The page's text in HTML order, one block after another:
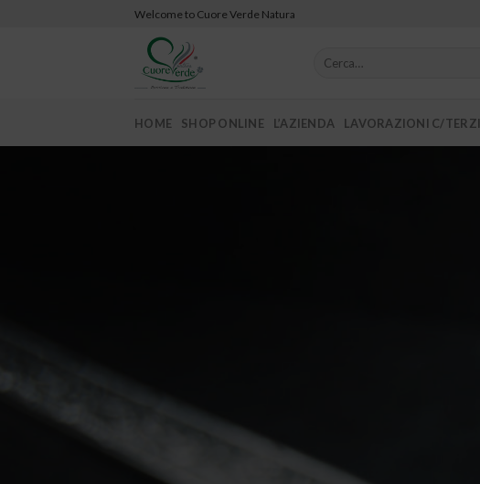
Welcome to Cuore Verde Natura
Cerca:
HOME SHOP ONLINE L’AZIENDA LAVORAZIONI C/TERZI